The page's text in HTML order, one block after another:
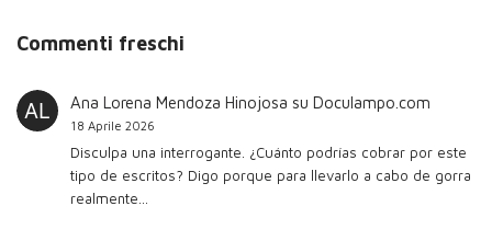
Commenti freschi
Ana Lorena Mendoza Hinojosa su Doculampo.com
18 Aprile 2026
Disculpa una interrogante. ¿Cuánto podrías cobrar por este
tipo de escritos? Digo porque para llevarlo a cabo de gorra
realmente…